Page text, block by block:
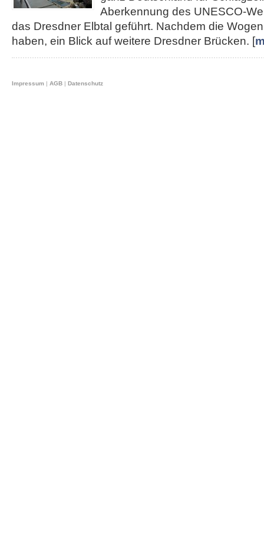
Aberkennung des UNESCO-
das Dresdner Elbtal geführt. Nachdem die
haben, ein Blick auf weitere Dresdner Brücken. [
Impressum | AGB | Datenschutz